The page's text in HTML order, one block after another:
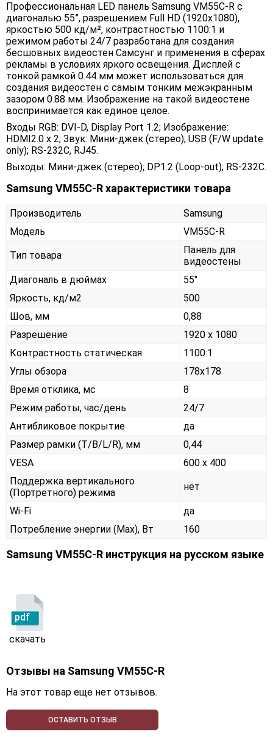
Профессиональная LED панель Samsung VM55C-R с
диагональю 55”, разрешением Full HD (1920x1080),
яркостью 500 кд/м², контрастностью 1100:1 и
режимом работы 24/7 разработана для создания
бесшовных видеостен Самсунг и применения в сферах
рекламы в условиях яркого освещения. Дисплей с
тонкой рамкой 0.44 мм может использоваться для
создания видеостен с самым тонким межэкранным
зазором 0.88 мм. Изображение на такой видеостене
воспринимается как единое целое.
Входы RGB: DVI-D, Display Port 1.2; Изображение:
HDMI2.0 x 2; Звук: Мини-джек (стерео); USB (F/W update
only); RS-232C, RJ45.
Выходы: Мини-джек (стерео); DP1.2 (Loop-out); RS-232C.
Samsung VM55C-R характеристики товара
Производитель
Samsung
Модель
VM55C-R
Тип товара
Панель для
видеостены
Диагональ в дюймах
55"
Яркость, кд/м2
500
Шов, мм
0,88
Разрешение
1920 x 1080
Контрастность статическая
1100:1
Углы обзора
178x178
Время отклика, мс
8
Режим работы, час/день
24/7
Антибликовое покрытие
да
Размер рамки (T/B/L/R), мм
0,44
VESA
600 x 400
Поддержка вертикального
(Портретного) режима
нет
Wi-Fi
да
Потребление энергии (Max), Вт
160
Samsung VM55C-R инструкция на русском языке
pdf
скачать
Отзывы на Samsung VM55C-R
На этот товар еще нет отзывов.
ОСТАВИТЬ ОТЗЫВ